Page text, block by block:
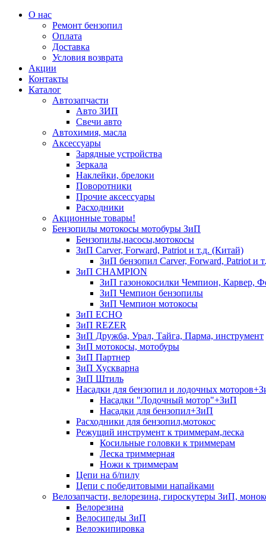
О нас
Ремонт бензопил
Оплата
Доставка
Условия возврата
Акции
Контакты
Каталог
Автозапчасти
Авто ЗИП
Свечи авто
Автохимия, масла
Аксессуары
Зарядные устройства
Зеркала
Наклейки, брелоки
Поворотники
Прочие аксессуары
Расходники
Акционные товары!
Бензопилы мотокосы мотобуры ЗиП
Бензопилы,насосы,мотокосы
ЗиП Carver, Forward, Patriot и т.д. (Китай)
ЗиП бензопил Carver, Forward, Patriot и
ЗиП CHAMPION
ЗиП газонокосилки Чемпион, Карвер,
ЗиП Чемпион бензопилы
ЗиП Чемпион мотокосы
ЗиП ECHO
ЗиП REZER
ЗиП Дружба, Урал, Тайга, Парма, инструмент
ЗиП мотокосы, мотобуры
ЗиП Партнер
ЗиП Хускварна
ЗиП Штиль
Насадки для бензопил и лодочных
Насадки "Лодочный мотор"+ЗиП
Насадки для бензопил+ЗиП
Расходники для бензопил,мотокос
Режущий инструмент к триммерам,леска
Косильные головки к триммерам
Леска триммерная
Ножи к триммерам
Цепи на б/пилу
Цепи с победитовыми напайками
Велозапчасти, велорезина, гироскутеры ЗиП,
Велорезина
Велосипеды ЗиП
Велоэкипировка